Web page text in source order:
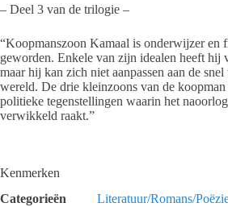
– Deel 3 van de trilogie –
“Koopmanszoon Kamaal is onderwijzer en
geworden. Enkele van zijn idealen heeft hij
maar hij kan zich niet aanpassen aan de snel
wereld. De drie kleinzoons van de koopman
politieke tegenstellingen waarin het
verwikkeld raakt.”
Kenmerken
Categorieën
Literatuur/Romans/